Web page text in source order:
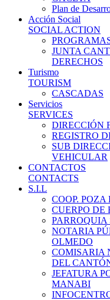
Plan de
Acción Social
SOCIAL ACTION
JUNTA
DERECHOS
Turismo
TOURISM
CASCADAS
Servicios
SERVICES
DIRECCIÓN
REGISTRO
SUB
VEHICULAR
CONTACTOS
CONTACTS
S.I.L
COOP. POZA
CUERPO DE
PARROQUIA
NOTARIA
OLMEDO
COMISARIA
DEL
JEFATURA
MANABI